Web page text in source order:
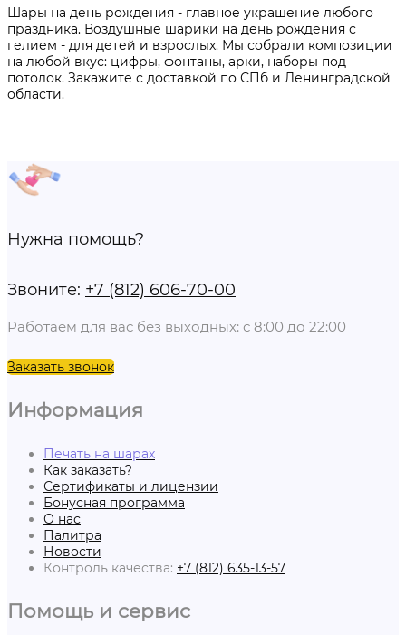
Шары на день рождения - главное украшение любого
праздника. Воздушные шарики на день рождения с
гелием - для детей и взрослых. Мы собрали композиции
на любой вкус: цифры, фонтаны, арки, наборы под
потолок. Закажите с доставкой по СПб и Ленинградской
области.
Нужна помощь?
Звоните: +7 (812) 606-70-00
Работаем для вас без выходных: с 8:00 до 22:00
Заказать звонок
Информация
Печать на шарах
Как заказать?
Сертификаты и лицензии
Бонусная программа
О нас
Палитра
Новости
Контроль качества: +7 (812) 635-13-57
Помощь и сервис